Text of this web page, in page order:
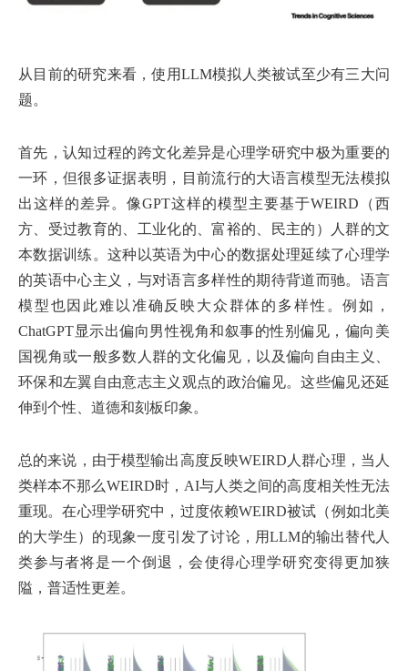
从目前的研究来看，使用LLM模拟人类被试至少有三大问
题。
首先，认知过程的跨文化差异是心理学研究中极为重要的
一环，但很多证据表明，目前流行的大语言模型无法模拟
出这样的差异。像GPT这样的模型主要基于WEIRD（西
方、受过教育的、工业化的、富裕的、民主的）人群的文
本数据训练。这种以英语为中心的数据处理延续了心理学
的英语中心主义，与对语言多样性的期待背道而驰。语言
模型也因此难以准确反映大众群体的多样性。例如，
ChatGPT显示出偏向男性视角和叙事的性别偏见，偏向美
国视角或一般多数人群的文化偏见，以及偏向自由主义、
环保和左翼自由意志主义观点的政治偏见。这些偏见还延
伸到个性、道德和刻板印象。
总的来说，由于模型输出高度反映WEIRD人群心理，当人
类样本不那么WEIRD时，AI与人类之间的高度相关性无法
重现。在心理学研究中，过度依赖WEIRD被试（例如北美
的大学生）的现象一度引发了讨论，用LLM的输出替代人
类参与者将是一个倒退，会使得心理学研究变得更加狭
隘，普适性更差。